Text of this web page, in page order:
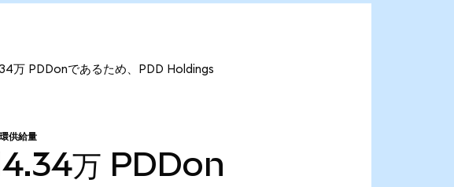
万 PDDonであるため、PDD Holdings
供給量
万 PDDon